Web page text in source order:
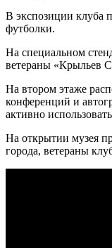
В экспозиции клуба
футболки.
На специальном
ветераны «Крыльев
На втором этаже
конференций и
активно
На открытии музея
города, ветераны